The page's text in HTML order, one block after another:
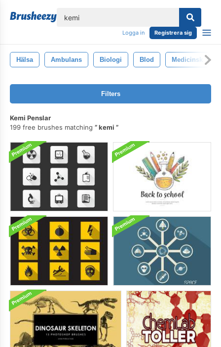
Logga in Registrera sig
Hälsa Ambulans Biologi Blod Medicinsk
Filters
Kemi Penslar
199 free brushes matching
kemi